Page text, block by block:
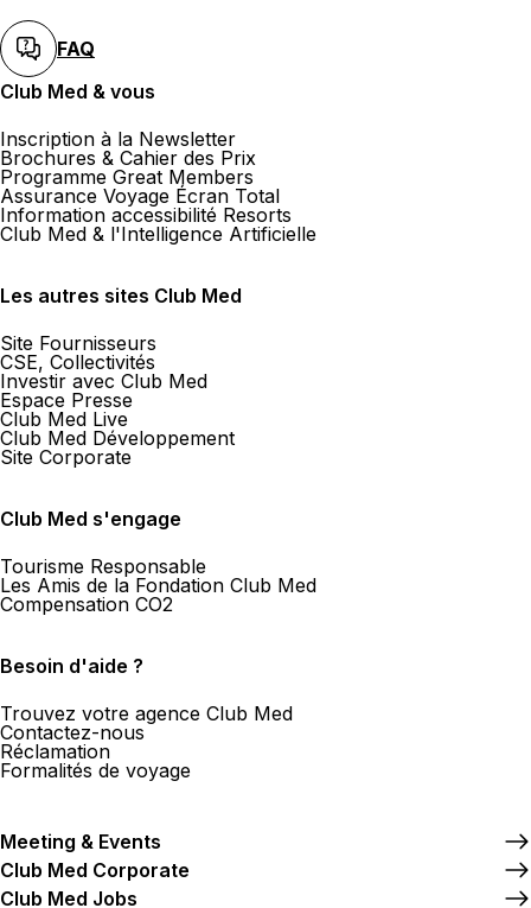
FAQ
Club Med & vous
Inscription à la Newsletter
Brochures & Cahier des Prix
Programme Great Members
Assurance Voyage Écran Total
Information accessibilité Resorts
Club Med & l'Intelligence Artificielle
Les autres sites Club Med
Site Fournisseurs
CSE, Collectivités
Investir avec Club Med
Espace Presse
Club Med Live
Club Med Développement
Site Corporate
Club Med s'engage
Tourisme Responsable
Les Amis de la Fondation Club Med
Compensation CO2
Besoin d'aide ?
Trouvez votre agence Club Med
Contactez-nous
Réclamation
Formalités de voyage
Meeting & Events
Club Med Corporate
Club Med Jobs